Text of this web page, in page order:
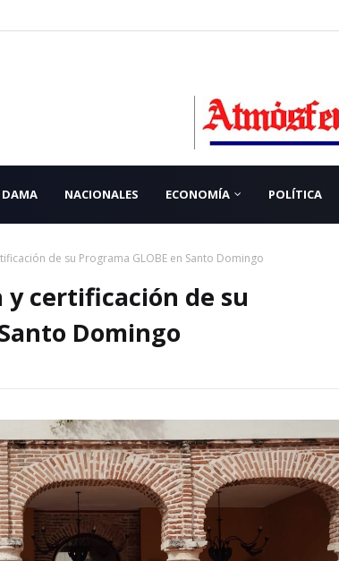
DAMA NACIONALES ECONOMÍA POLÍTICA
de su Programa GLOBE en Santo Domingo
y certificación de su
Domingo